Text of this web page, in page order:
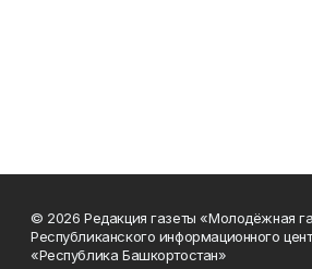
© 2026 Редакция газеты «Молодёжная
Республиканского информационного
«Республика Башкортостан»